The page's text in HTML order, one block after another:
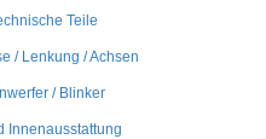
Teile
/ Lenkung / Achsen
/ Blinker
Innenausstattung